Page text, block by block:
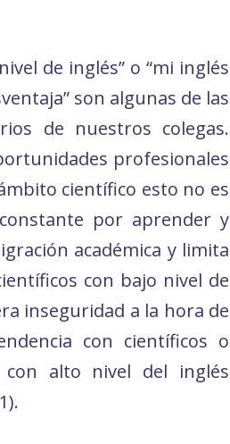
de inglés” o “mi inglés
son algunas de las
de nuestros colegas.
profesionales
científico esto no es
por aprender y
académica y limita
con bajo nivel de
inseguridad a la hora de
con científicos o
alto nivel del inglés